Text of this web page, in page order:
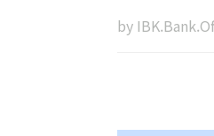
by